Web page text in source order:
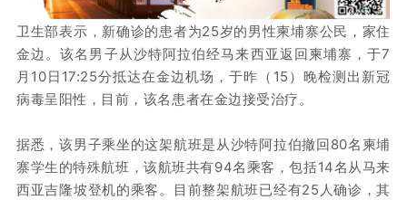
卫生部表示，新确诊的患者为25岁的男性柬埔寨公民，家住
金边。该名男子从沙特阿拉伯经马来西亚返回柬埔寨，于7
月10日17:25分抵达在金边机场，于昨（15）晚检测出新冠
病毒呈阳性，目前，该名患者在金边接受治疗。
据悉，该男子乘坐的这架航班是从沙特阿拉伯撤回80名柬埔
寨学生的特殊航班，该航班共有94名乘客，包括14名从马来
西亚吉隆坡登机的乘客。目前整架航班已经有25人确诊，其